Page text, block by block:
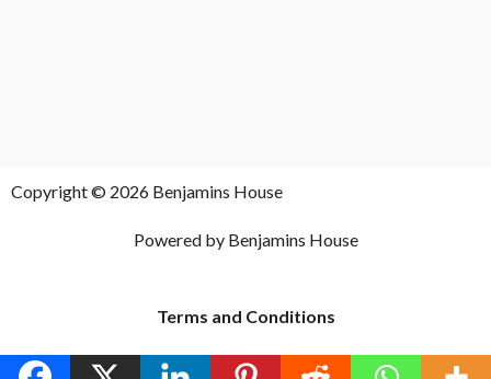
Copyright © 2026 Benjamins House
Powered by Benjamins House
Terms and Conditions